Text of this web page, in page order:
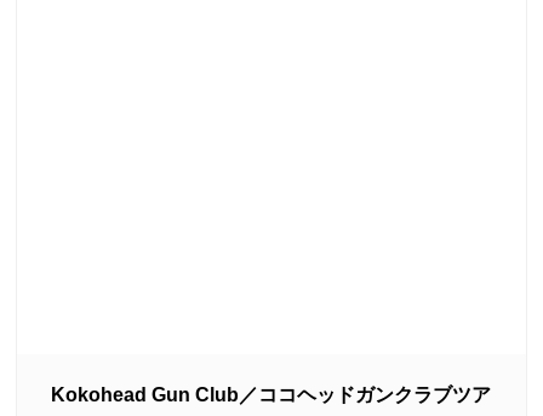
Kokohead Gun Club／ココヘッドガンクラブツア